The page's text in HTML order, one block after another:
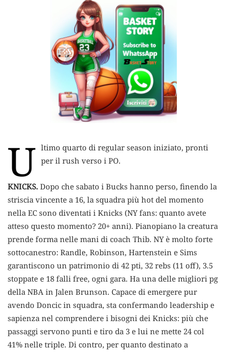
U ltimo quarto di regular season iniziato, pronti
per il rush verso i PO.
KNICKS. Dopo che sabato i Bucks hanno perso, finendo la
striscia vincente a 16, la squadra più hot del momento
nella EC sono diventati i Knicks (NY fans: quanto avete
atteso questo momento? 20+ anni). Pianopiano la creatura
prende forma nelle mani di coach Thib. NY è molto forte
sottocanestro: Randle, Robinson, Hartenstein e Sims
garantiscono un patrimonio di 42 pti, 32 rebs (11 off), 3.5
stoppate e 18 falli free, ogni gara. Ha una delle migliori pg
della NBA in Jalen Brunson. Capace di emergere pur
avendo Doncic in squadra, sta confermando leadership e
sapienza nel comprendere i bisogni dei Knicks: più che
passaggi servono punti e tiro da 3 e lui ne mette 24 col
41% nelle triple. Di contro, per quanto destinato a